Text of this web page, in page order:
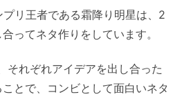
リ王者である霜降り明星は、2
ってネタ作りをしています。
それぞれアイデアを出し合った
とで、コンビとして面白いネタ